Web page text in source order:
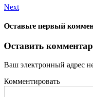
Next
Оставьте первый
Оставить
Ваш электронный адрес
Комментировать